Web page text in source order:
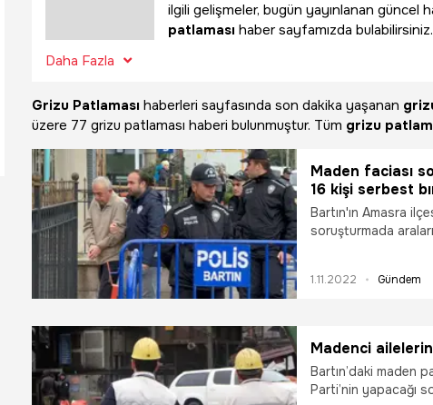
ilgili gelişmeler, bugün yayınlanan güncel
patlaması haber sayfamızda bulabilirsiniz.
Daha Fazla
Grizu Patlaması haberleri sayfasında son dakika yaşanan
üzere 77 grizu patlaması haberi bulunmuştur. Tüm grizu
Maden faciası
16 kişi serbest
Bartın'ın Amasra
soruşturmada
1.11.2022 Gündem
Madenci
Bartın’daki maden
Parti’nin yapacağı